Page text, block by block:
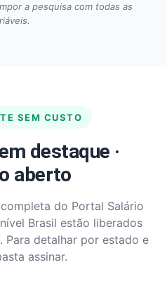
a pesquisa com todas as
SEM CUSTO
destaque ·
aberto
do Portal Salário
Brasil estão liberados
Para detalhar por estado e
assinar.